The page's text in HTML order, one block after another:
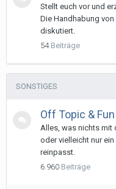
Stellt euch vor und
Die Handhabung
diskutiert.
54 Beiträge
SONSTIGES
Off Topic & Fun
Alles, was nichts mit
oder vielleicht nur
reinpasst.
6.960 Beiträge